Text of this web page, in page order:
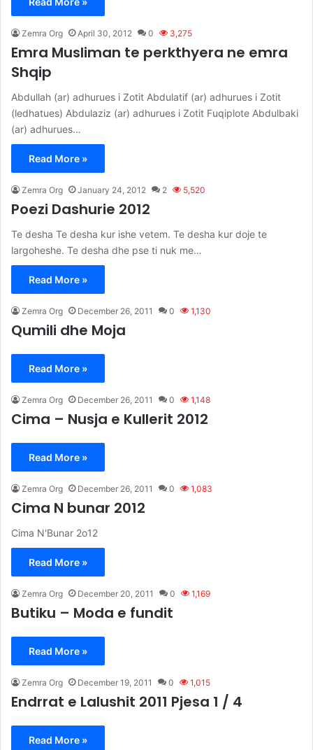
Zemra Org April 30, 2012 0 3,275
Emra Musliman te perkthyera ne emra
Shqip
Abdullah (ar) adhurues i Zotit Abdulatif (ar) adhurues i Zotit
(ledhatues) Abdulaziz (ar) adhurues i Zotit Fuqiplote Abdulbaki
(ar) adhurues…
Read More »
Zemra Org January 24, 2012 2 5,520
Poezi Dashurie 2012
Te desha Te desha kur ishe vetem. Te desha kur doje te
largoheshe. Te desha dhe pse ti nuk me…
Read More »
Zemra Org December 26, 2011 0 1,130
Qumili dhe Moja
Read More »
Zemra Org December 26, 2011 0 1,148
Cima – Nusja e Kullerit 2012
Read More »
Zemra Org December 26, 2011 0 1,083
Cima N bunar 2012
Cima N'Bunar 2o12
Read More »
Zemra Org December 20, 2011 0 1,169
Butiku – Moda e fundit
Read More »
Zemra Org December 19, 2011 0 1,015
Endrrat e Lalushit 2011 Pjesa 1 / 4
Read More »